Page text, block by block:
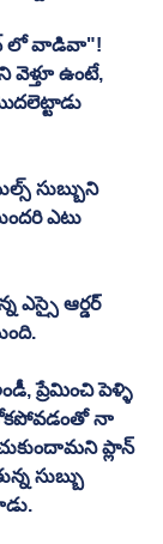
వెళ్తూ ఉంటే,
సుబ్బుని
ఎటు
ఎస్సై ఆర్డర్
నా
ప్లాన్
సుబ్బు